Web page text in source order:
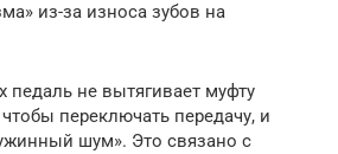
из-за износа зубов на
педаль не вытягивает муфту
переключать передачу, и
шум». Это связано с